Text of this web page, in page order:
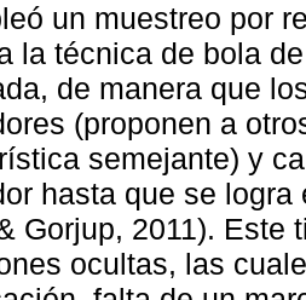
un muestreo por
la técnica de bola
de manera que
(proponen a
semejante) y
hasta que se
Gorjup, 2011). Este
ocultas, las